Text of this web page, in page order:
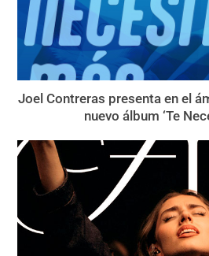
Joel Contreras presenta en el
nuevo álbum ‘Te